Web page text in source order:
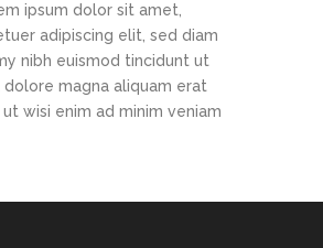
ipsum dolor sit amet,
adipiscing elit, sed diam
nibh euismod tincidunt ut
magna aliquam erat
wisi enim ad minim veniam